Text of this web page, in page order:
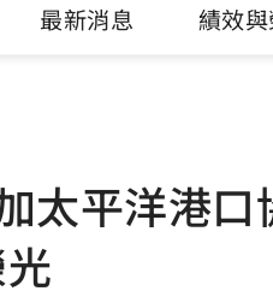
最新消息 績效
太平洋港